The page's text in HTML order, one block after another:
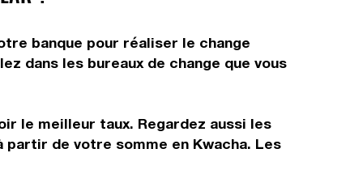
banque pour réaliser le change
dans les bureaux de change que vous
le meilleur taux. Regardez aussi les
de votre somme en Kwacha. Les